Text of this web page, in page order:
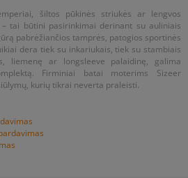
šiltos pūkinės striukės ar lengvos
tai būtini pasirinkimai derinant su auliniais
pabrėžiančios tamprės, patogios sportinės
dera tiek su inkariukais, tiek su stambiais
liemenę ar longsleeve palaidinę, galima
Firminiai batai moterims Sizeer
kurių tikrai neverta praleisti.